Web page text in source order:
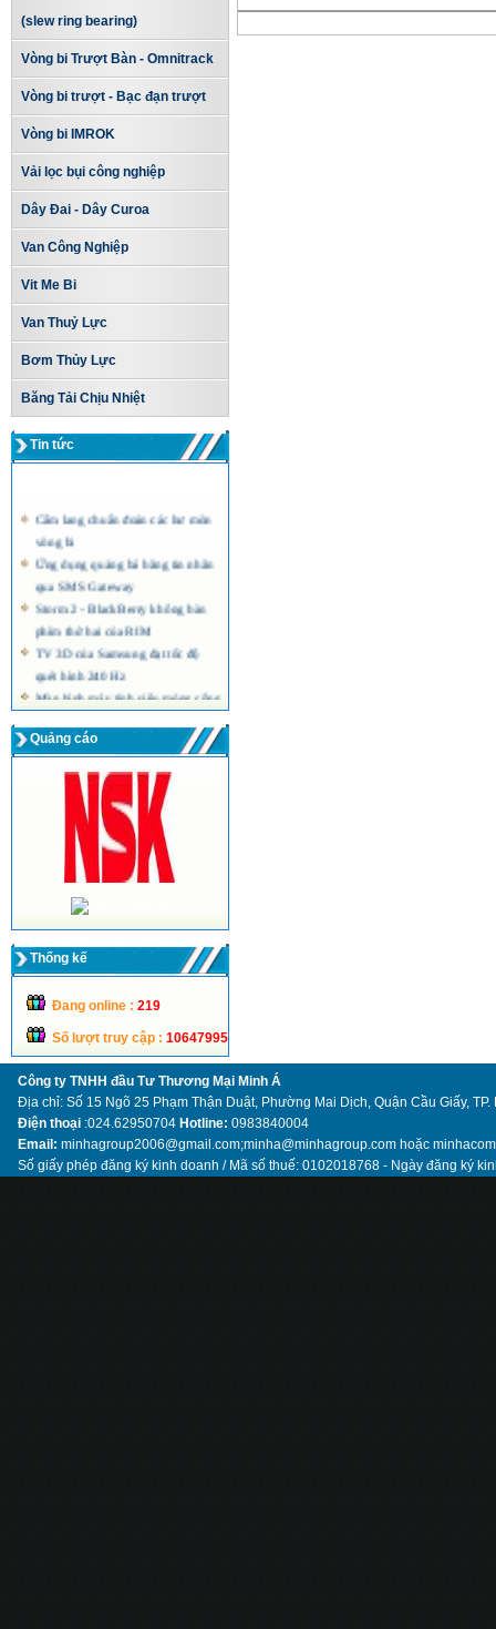
(slew ring bearing)
Vòng bi Trượt Bàn - Omnitrack
Vòng bi trượt - Bạc đạn trượt
Vòng bi IMROK
Vải lọc bụi công nghiệp
Dây Đai - Dây Curoa
Van Công Nghiệp
Vit Me Bi
Van Thuỷ Lực
Bơm Thủy Lực
Băng Tải Chịu Nhiệt
Tin tức
Cẩm lang chuẩn đoán các hư mòn
vòng bi
Ứng dụng quảng bá bằng tin nhắn
qua SMS Gateway
Storm 2 - BlackBerry không bàn
phím thứ hai của RIM
TV 3D của Samsung đạt tốc độ
quét hình 240 Hz
Màn hình máy tính siêu mỏng công
nghệ LED của Acer
Quảng cáo
Thống kế
Đang online : 219
Số lượt truy cập : 10647995
Công ty TNHH đầu Tư Thương Mại Minh Á
Địa chỉ: Số 15 Ngõ 25 Phạm Thận Duật, Phường Mai Dịch, Quận Cầu Giấy, TP.
Điện thoại :024.62950704 Hotline: 0983840004
Email: minhagroup2006@gmail.com;minha@minhagroup.com hoặc
Số giấy phép đăng ký kinh doanh / Mã số thuế: 0102018768 - Ngày đăng ký